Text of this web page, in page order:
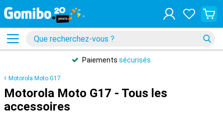
Paiements sécurisés
Motorola Moto G17
Motorola Moto G17 - Tous les
accessoires